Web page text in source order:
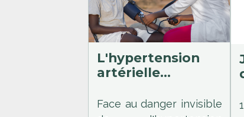
L'hypertension
artérielle
prévenir un
Face au danger invisible